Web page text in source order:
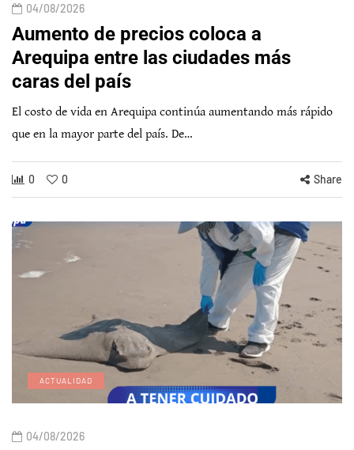
04/08/2026
Aumento de precios coloca a
Arequipa entre las ciudades más
caras del país
El costo de vida en Arequipa continúa aumentando más rápido
que en la mayor parte del país. De…
0 0 Share
ACTUALIDAD
04/08/2026